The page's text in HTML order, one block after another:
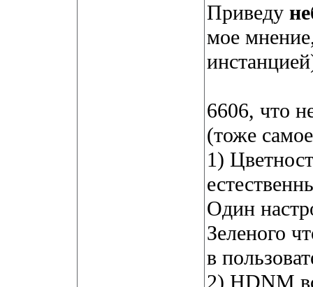
Приведу
мое
6606, что
(тоже
1)
Один
Зеленого
в
2) HDNM